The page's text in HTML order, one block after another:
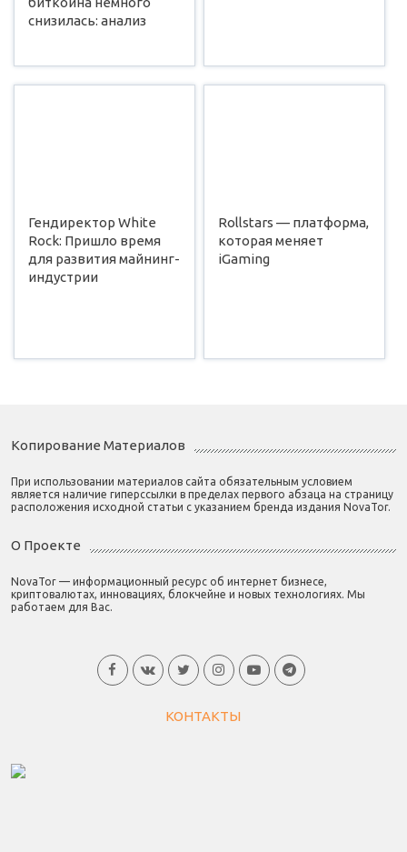
снизилась: анализ
Гендиректор White
Rock: Пришло время
для развития майнинг-
индустрии
Rollstars — платформа,
которая меняет
iGaming
Копирование Материалов
При использовании материалов сайта обязательным условием
является наличие гиперссылки в пределах первого абзаца на страницу
расположения исходной статьи с указанием бренда издания NovaTor.
О Проекте
NovaTor — информационный ресурс об интернет бизнесе,
криптовалютах, инновациях, блокчейне и новых технологиях. Мы
работаем для Вас.
КОНТАКТЫ